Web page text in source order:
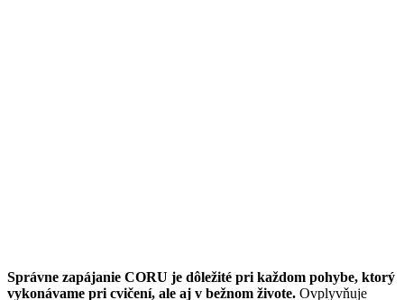
Správne zapájanie CORU je dôležité pri každom pohybe, ktorý
vykonávame pri cvičení, ale aj v bežnom živote. Ovplyvňuje